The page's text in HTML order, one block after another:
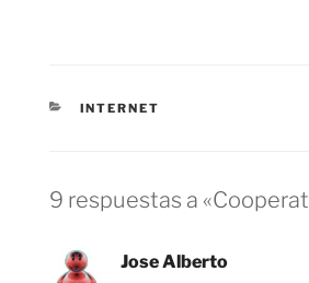
CATEGORÍAS
INTERNET
9 respuestas a
Jose Alberto